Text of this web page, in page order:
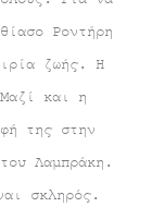
Ροντήρη
ζωής. Η
και η
της στην
Λαμπράκη.
σκληρός.